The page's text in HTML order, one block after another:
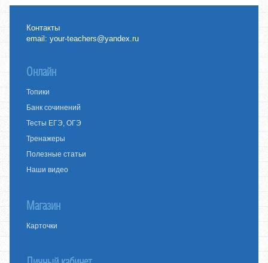
Контакты
email:your-teachers@yandex.ru
Онлайн
Топики
Банк сочинений
Тесты ЕГЭ, ОГЭ
Тренажеры
Полезные статьи
Наши видео
Магазин
Карточки